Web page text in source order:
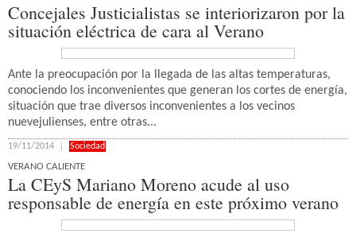
Concejales Justicialistas se interiorizaron por la
situación eléctrica de cara al Verano
Ante la preocupación por la llegada de las altas temperaturas,
conociendo los inconvenientes que generan los cortes de energía,
situación que trae diversos inconvenientes a los vecinos
nuevejulienses, entre otras...
19/11/2014 Sociedad
VERANO CALIENTE
La CEyS Mariano Moreno acude al uso
responsable de energía en este próximo verano